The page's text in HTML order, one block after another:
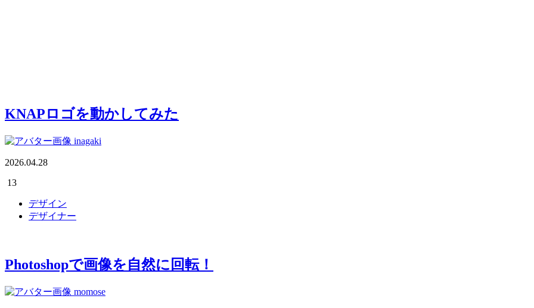
KNAPロゴを動かしてみた
inagaki
2026.04.28
13
デザイン
デザイナー
Photoshopで画像を自然に回転！
momose